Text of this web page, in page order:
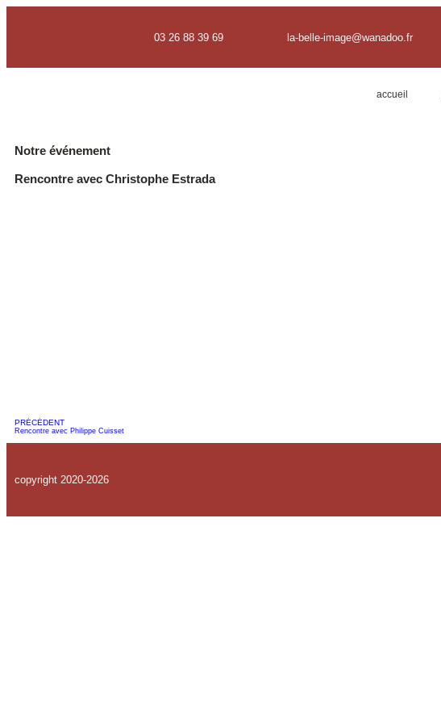
03 26 88 39 69 la-belle-image@wanadoo.fr
accueil
Notre événement
Rencontre avec Christophe Estrada
PRÉCÉDENT
Rencontre avec Philippe Cuisset
copyright 2020-2026